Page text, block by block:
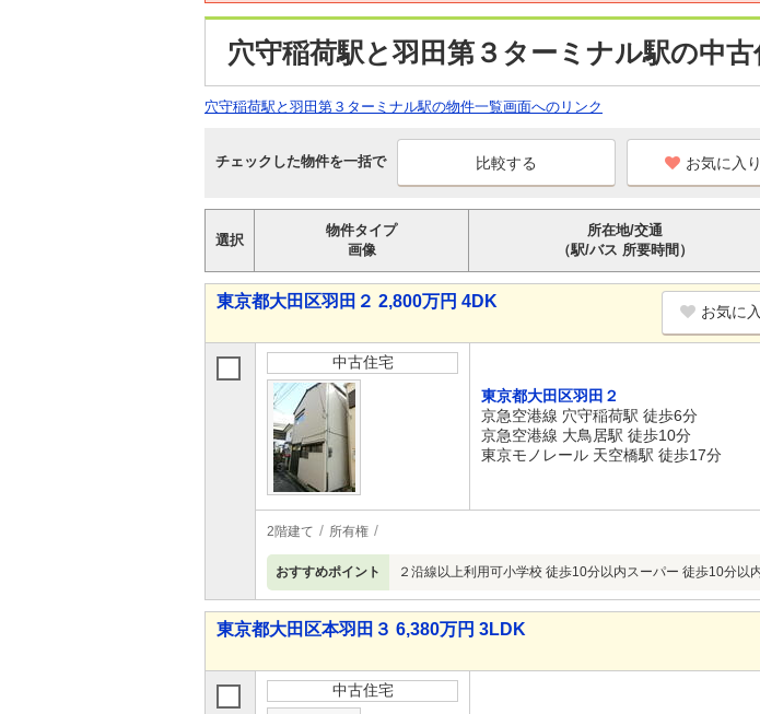
穴守稲荷駅と羽田第３ターミナル駅の中
穴守稲荷駅と羽田第３ターミナル駅の物件一覧画面へのリンク
チェックした物件を一括で お気に入
選択
物件タイプ
画像
所在地/交通
（駅/バス 所要時間）
東京都大田区羽田２ 2,800万円 4DK
お気に
中古住宅
東京都大田区羽田２
京急空港線 穴守稲荷駅 徒歩6分
京急空港線 大鳥居駅 徒歩10分
東京モノレール 天空橋駅 徒歩17分
2階建て 所有権
おすすめポイント ２沿線以上利用可小学校 徒歩10分以内スーパー 徒歩10分以
東京都大田区本羽田３ 6,380万円 3LDK
中古住宅